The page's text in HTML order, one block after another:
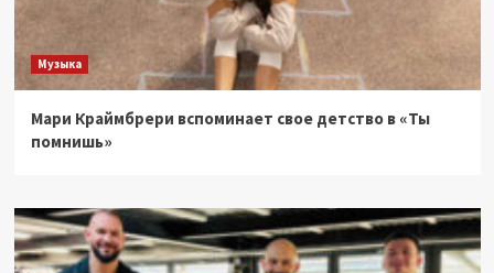
Музыка
Мари Краймбрери вспоминает свое детство в «Ты
помнишь»